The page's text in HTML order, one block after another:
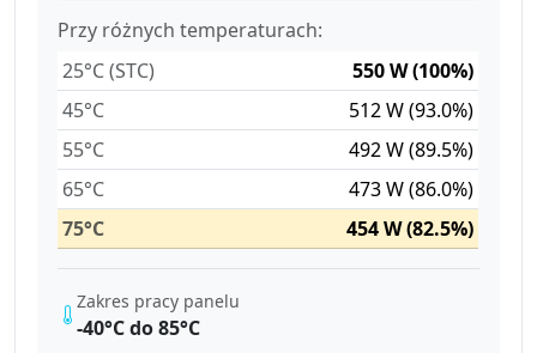
Przy różnych temperaturach:
25°C (STC)
550 W (100%)
45°C
512 W (93.0%)
55°C
492 W (89.5%)
65°C
473 W (86.0%)
75°C
454 W (82.5%)
Zakres pracy panelu
-40°C do 85°C